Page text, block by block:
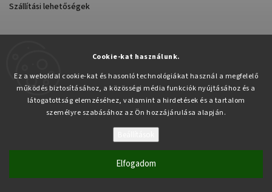
Cookie-kat használunk.
Ez a weboldal cookie-kat és hasonló technológiákat használ a megfelelő
működés biztosításához, a közösségi média funkciók nyújtásához és a
látogatottság elemzéséhez, valamint a hirdetések és a tartalom
személyre szabásához az Ön hozzájárulása alapján.
Elfogadom
Szállítási lehetőségek
Copyright 2026Pabex.hu. Minden jog fenntartva.
Süti beállítások szerkesztése